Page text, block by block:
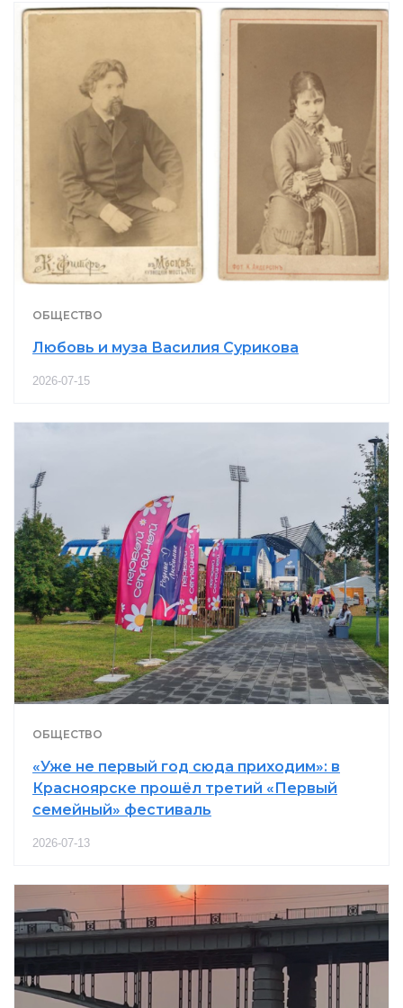
ОБЩЕСТВО
Любовь и муза Василия Сурикова
2026-07-15
ОБЩЕСТВО
«Уже не первый год сюда приходим»: в
Красноярске прошёл третий «Первый
семейный» фестиваль
2026-07-13